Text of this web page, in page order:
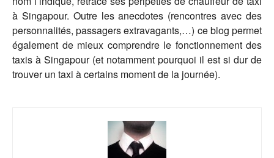
à Singapour. Outre les anecdotes (rencontres avec des
personnalités, passagers extravagants,…) ce blog permet
également de mieux comprendre le fonctionnement des
taxis à Singapour (et notamment pourquoi il est si dur de
trouver un taxi à certains moment de la journée).